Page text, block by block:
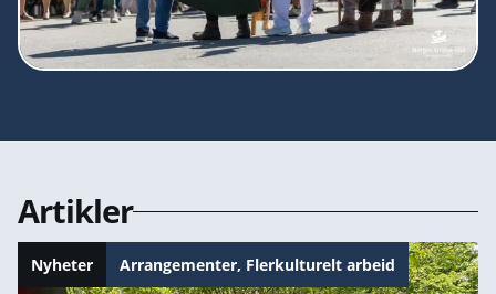
Artikler
Nyheter Arrangementer, Flerkulturelt arbeid